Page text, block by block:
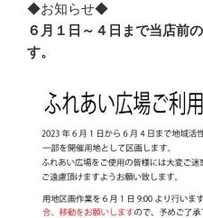
◆お知らせ◆
６月１日～４日まで当店前
す。